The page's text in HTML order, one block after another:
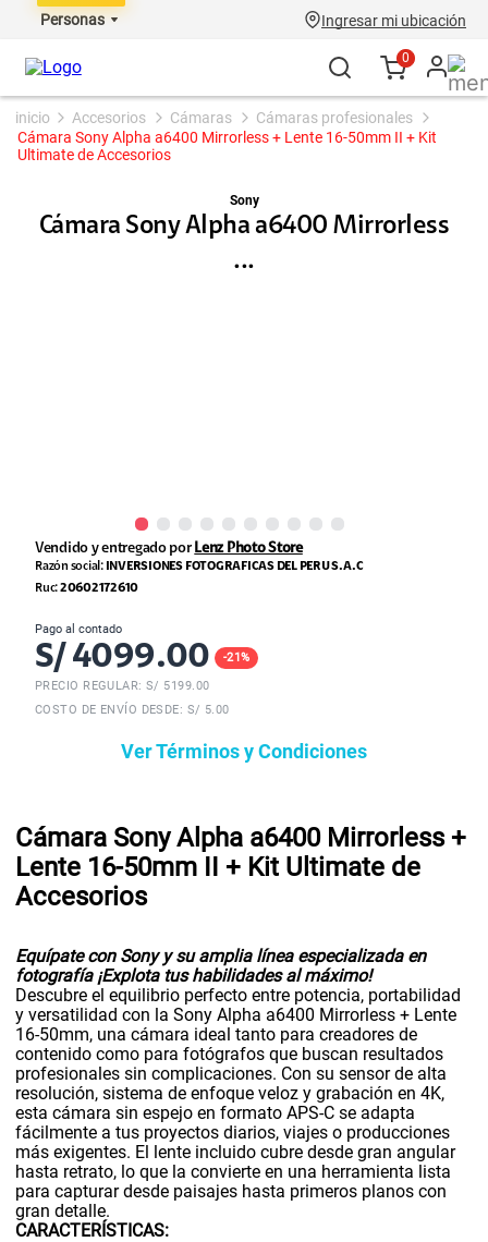
Personas Ingresar mi ubicación
0
accesorios cámaras
cámaras profesionales
Cámara Sony Alpha a6400 Mirrorless + Lente 16-50mm II + Kit
Ultimate de Accesorios
Sony
Cámara Sony Alpha a6400 Mirrorless
...
Vendido y entregado por Lenz Photo Store
Razón social: INVERSIONES FOTOGRAFICAS DEL PERU S.A.C
Ruc:20602172610
Pago al contado
S/ 4099.00 -21%
PRECIO REGULAR: S/ 5199.00
COSTO DE ENVÍO DESDE: S/ 5.00
Ver Términos y Condiciones
Cámara Sony Alpha a6400 Mirrorless +
Lente 16-50mm II + Kit Ultimate de
Accesorios
Equípate con Sony y su amplia línea especializada en
fotografía ¡Explota tus habilidades al máximo!
Descubre el equilibrio perfecto entre potencia, portabilidad
y versatilidad con la Sony Alpha a6400 Mirrorless + Lente
16-50mm, una cámara ideal tanto para creadores de
contenido como para fotógrafos que buscan resultados
profesionales sin complicaciones. Con su sensor de alta
resolución, sistema de enfoque veloz y grabación en 4K,
esta cámara sin espejo en formato APS-C se adapta
fácilmente a tus proyectos diarios, viajes o producciones
más exigentes. El lente incluido cubre desde gran angular
hasta retrato, lo que la convierte en una herramienta lista
para capturar desde paisajes hasta primeros planos con
gran detalle.
CARACTERÍSTICAS: